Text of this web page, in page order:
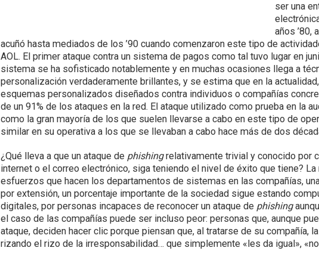
ser una
años ’80,
acuñó hasta mediados de los ’90 cuando comenzaron este tipo de
AOL. El primer ataque contra un sistema de pagos como tal tuvo lugar en
sistema se ha sofisticado notablemente y en muchas ocasiones llega a
personalización verdaderamente brillantes, y se estima que en la
esquemas personalizados diseñados contra individuos o compañías
de un 91% de los ataques en la red. El ataque utilizado como prueba en la
como la gran mayoría de los que suelen llevarse a cabo en este tipo de
similar en su operativa a los que se llevaban a cabo hace más de dos
¿Qué lleva a que un ataque de phishingrelativamente trivial y conocido por
internet o el correo electrónico, siga teniendo el nivel de éxito que tiene?
esfuerzos que hacen los departamentos de sistemas en las compañías,
por extensión, un porcentaje importante de la sociedad sigue estando
digitales, por personas incapaces de reconocer un ataque de phishing
el caso de las compañías puede ser incluso peor: personas que, aunque
ataque, deciden hacer clic porque piensan que, al tratarse de su compañía,
rizando el rizo de la irresponsabilidad… que simplemente «les da igual»,